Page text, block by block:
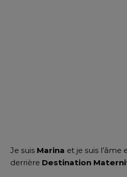
Je suis Marina et je suis
derrière Destination